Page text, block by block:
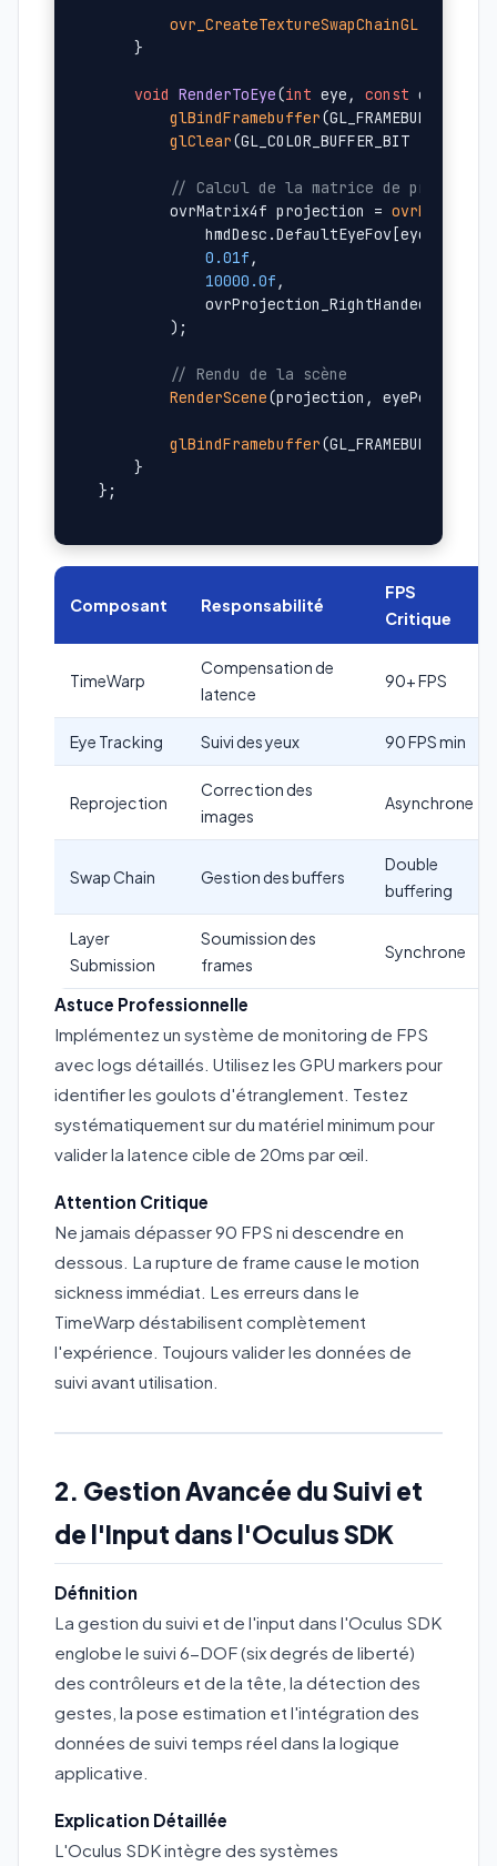
ovr_CreateTextureSwapChainGL
    }
void RenderToEye(int eye, const
glBindFramebuffer(GL_FRAMEBUFFER,
glClear(GL_COLOR_BUFFER_BIT |
// Calcul de la matrice de projection
        ovrMatrix4f projection =
            hmdDesc.DefaultEyeFov[eye],
0.01f ,
10000.0f ,
            ovrProjection_RightHanded
        );
// Rendu de la scène
RenderScene(projection, eyePose);
glBindFramebuffer(GL_FRAMEBUFFER,
    }
Composant Responsabilité
FPS
Critique
TimeWarp
Compensation de
latence
90+ FPS
Eye Tracking Suivi des yeux 90 FPS min
Reprojection
Correction des
images
Asynchrone
Swap Chain Gestion des buffers
Double
buffering
Layer
Submission
Soumission des
frames
Synchrone
Astuce Professionnelle
Implémentez un système de monitoring de FPS
avec logs détaillés. Utilisez les GPU markers pour
identifier les goulots d'étranglement. Testez
systématiquement sur du matériel minimum pour
valider la latence cible de 20ms par œil.
Attention Critique
Ne jamais dépasser 90 FPS ni descendre en
dessous. La rupture de frame cause le motion
sickness immédiat. Les erreurs dans le
TimeWarp déstabilisent complètement
l'expérience. Toujours valider les données de
suivi avant utilisation.
2. Gestion Avancée du Suivi et
de l'Input dans l'Oculus SDK
Définition
La gestion du suivi et de l'input dans l'Oculus SDK
englobe le suivi 6-DOF (six degrés de liberté)
des contrôleurs et de la tête, la détection des
gestes, la pose estimation et l'intégration des
données de suivi temps réel dans la logique
applicative.
Explication Détaillée
L'Oculus SDK intègre des systèmes